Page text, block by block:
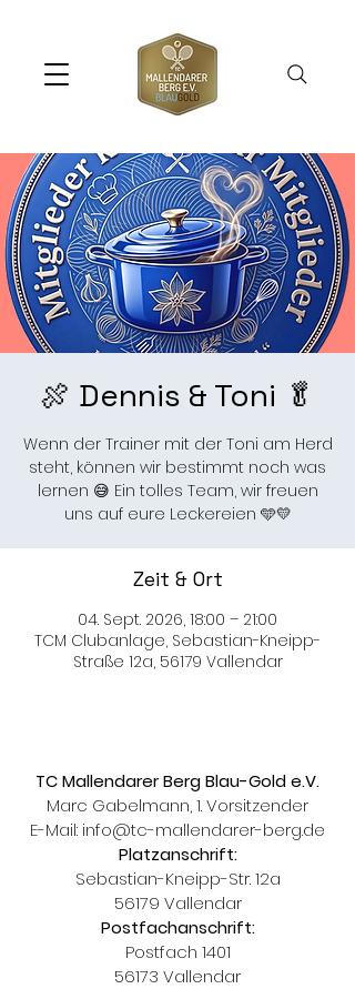
🍖 Dennis & Toni 🥬
Wenn der Trainer mit der Toni am Herd
steht, können wir bestimmt noch was
lernen 😅 Ein tolles Team, wir freuen
uns auf eure Leckereien 🩵💛
Zeit & Ort
04. Sept. 2026, 18:00 – 21:00
TCM Clubanlage, Sebastian-Kneipp-
Straße 12a, 56179 Vallendar
TC Mallendarer Berg Blau-Gold e.V.
Marc Gabelmann, 1. Vorsitzender
E-Mail: info@tc-mallendarer-berg.de
Platzanschrift:
Sebastian-Kneipp-Str. 12a
56179 Vallendar
Postfachanschrift:
Postfach 1401
56173 Vallendar